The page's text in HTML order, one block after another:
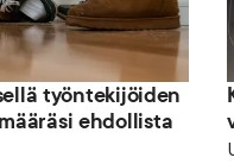
työntekijöiden
ehdollista